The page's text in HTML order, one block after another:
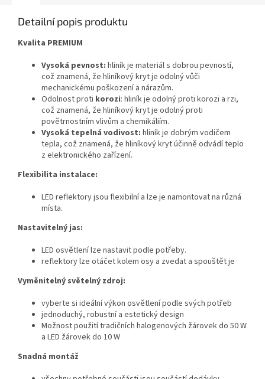
Detailní popis produktu
Kvalita PREMIUM
Vysoká pevnost: hliník je materiál s dobrou pevností,
což znamená, že hliníkový kryt je odolný vůči
mechanickému poškození a nárazům.
Odolnost proti korozi: hliník je odolný proti korozi a rzi,
což znamená, že hliníkový kryt je odolný proti
povětrnostním vlivům a chemikáliím.
Vysoká tepelná vodivost: hliník je dobrým vodičem
tepla, což znamená, že hliníkový kryt účinně odvádí teplo
z elektronického zařízení.
Flexibilita instalace:
LED reflektory jsou flexibilní a lze je namontovat na různá
místa.
Nastavitelný jas:
LED osvětlení lze nastavit podle potřeby.
reflektory lze otáčet kolem osy a zvedat a spouštět je
Vyměnitelný světelný zdroj:
vyberte si ideální výkon osvětlení podle svých potřeb
jednoduchý, robustní a estetický design
Možnost použití tradičních halogenových žárovek do 50 W
a LED žárovek do 10 W
Snadná montáž